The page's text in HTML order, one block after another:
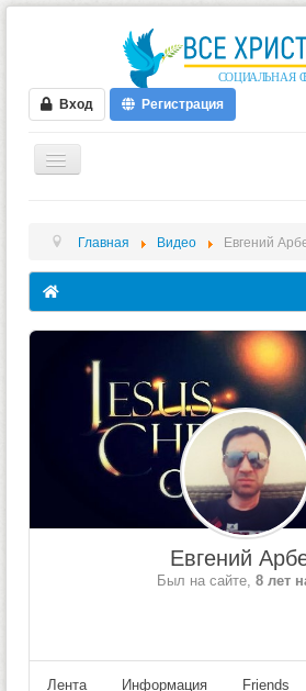
Вход Регистрация
ФОРУМ
ВИДЕО
БЛОГИ
МУЗЫКА
БИБЛИЯ
ОПРОСЫ
НОВОСТИ
Главная Видео Евгений
Евгений
Был на сайте, 8 лет
Лента Информация Friends